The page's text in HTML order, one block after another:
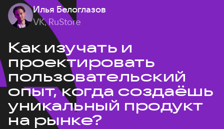
Илья Белоглазов
VK, RuStore
Как изучать и
проектировать
пользовательский
опыт, когда создаёшь
уникальный продукт
на рынке?